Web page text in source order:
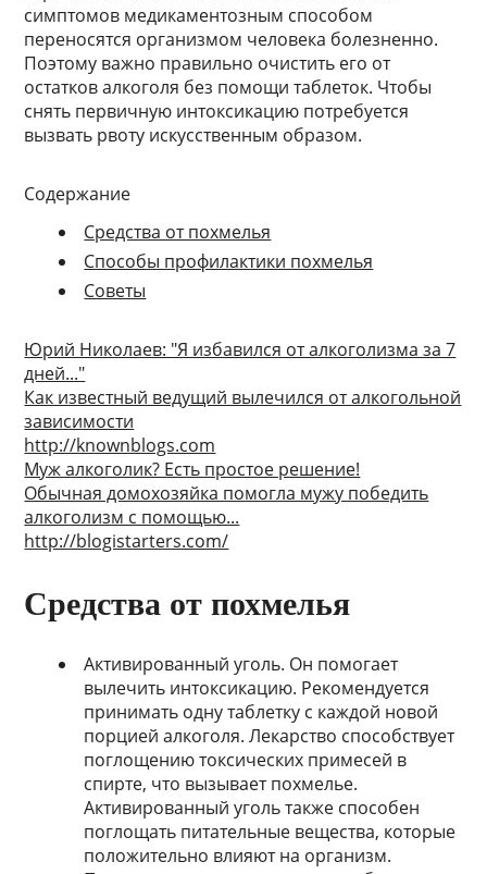
симптомов медикаментозным способом
переносятся организмом человека болезненно.
Поэтому важно правильно очистить его от
остатков алкоголя без помощи таблеток. Чтобы
снять первичную интоксикацию потребуется
вызвать рвоту искусственным образом.
Содержание
Средства от похмелья
Способы профилактики похмелья
Советы
Юрий Николаев: "Я избавился от алкоголизма за 7
дней..."
Как известный ведущий вылечился от алкогольной
зависимости
http://knownblogs.com
Муж алкоголик? Есть простое решение!
Обычная домохозяйка помогла мужу победить
алкоголизм с помощью...
http://blogistarters.com/
Средства от похмелья
Активированный уголь. Он помогает
вылечить интоксикацию. Рекомендуется
принимать одну таблетку с каждой новой
порцией алкоголя. Лекарство способствует
поглощению токсических примесей в
спирте, что вызывает похмелье.
Активированный уголь также способен
поглощать питательные вещества, которые
положительно влияют на организм.